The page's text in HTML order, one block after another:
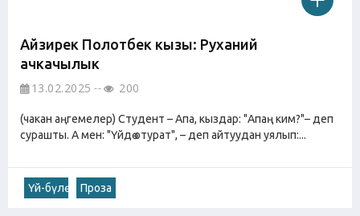
Айзирек Полотбек кызы: Руханий
ачкачылык
13.02.2025 200
(чакан аңгемелер) Студент – Апа, кыздар: "Апаң ким?"– деп
сурашты. А мен: "Үйдө отурат", – деп айтуудан уялып:...
Үй-бүлө Проза